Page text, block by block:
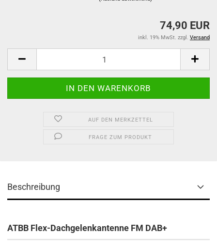
74,90 EUR
inkl. 19% MwSt. zzgl. Versand
AUF DEN MERKZETTEL
FRAGE ZUM PRODUKT
Beschreibung
ATBB Flex-Dachgelenkantenne FM DAB+